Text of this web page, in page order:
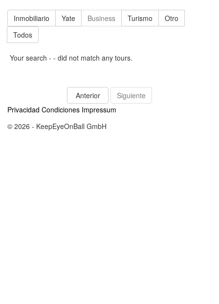
Inmobiliario Yate Business Turismo
Otro
Todos
Your search - - did not match any tours.
Anterior
Siguiente
Privacidad Condiciones Impressum
© 2026 - KeepEyeOnBall GmbH